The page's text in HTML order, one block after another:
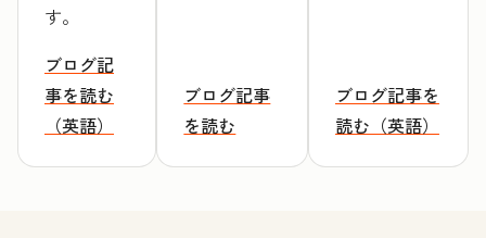
す。
ブログ記
事を読む
（英語）
ブログ記事
を読む
ブログ記事を
読む（英語）